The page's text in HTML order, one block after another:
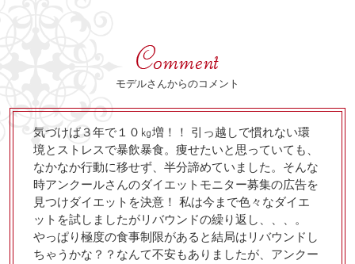
モデルさんからのコメント
気づけば３年で１０㎏増！！ 引っ越しで慣れない環
境とストレスで暴飲暴食。痩せたいと思っていても、
なかなか行動に移せず、半分諦めていました。そんな
時アンクールさんのダイエットモニター募集の広告を
見つけダイエットを決意！ 私は今まで色々なダイエ
ットを試しましたがリバウンドの繰り返し、、、。
やっぱり極度の食事制限があると結局はリバウンドし
ちゃうかな？？なんて不安もありましたが、アンクー